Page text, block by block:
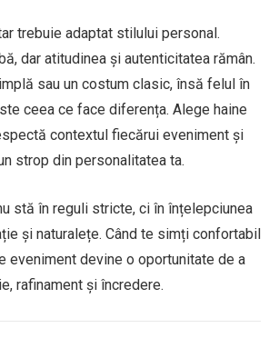
trebuie adaptat stilului personal.
dar atitudinea și autenticitatea rămân.
sau un costum clasic, însă felul în
ceea ce face diferența. Alege haine
contextul fiecărui eveniment și
strop din personalitatea ta.
stă în reguli stricte, ci în înțelepciunea
și naturalețe. Când te simți confortabil
eveniment devine o oportunitate de a
rafinament și încredere.